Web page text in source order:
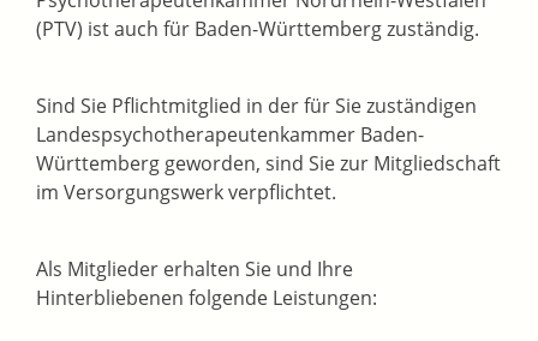
(PTV) ist auch für Baden-Württemberg zuständig.
Sind Sie Pflichtmitglied in der für Sie zuständigen
Landespsychotherapeutenkammer Baden-
Württemberg geworden, sind Sie zur Mitgliedschaft
im Versorgungswerk verpflichtet.
Als Mitglieder erhalten Sie und Ihre
Hinterbliebenen folgende Leistungen: